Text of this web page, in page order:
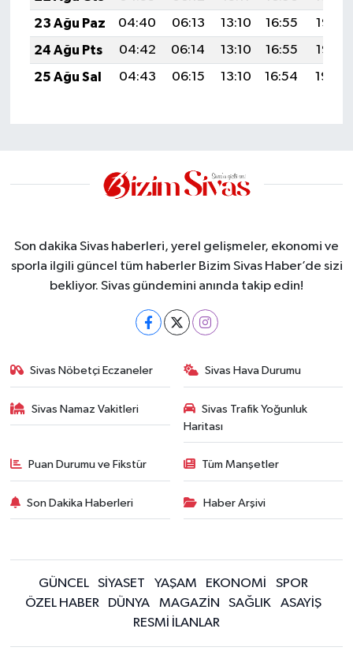
23 Ağu Paz
04:40 06:13 13:10 16:55
19:57
24 Ağu Pts
04:42 06:14 13:10 16:55
19:56
25 Ağu Sal
04:43 06:15 13:10 16:54 19:54
Son dakika Sivas haberleri, yerel gelişmeler, ekonomi ve
sporla ilgili güncel tüm haberler Bizim Sivas Haber’de sizi
bekliyor. Sivas gündemini anında takip edin!
Sivas Nöbetçi Eczaneler Sivas Hava Durumu
Sivas Namaz Vakitleri
Sivas Trafik Yoğunluk
Haritası
Puan Durumu ve Fikstür Tüm Manşetler
Son Dakika Haberleri Haber Arşivi
GÜNCEL SİYASET YAŞAM EKONOMİ
SPOR
ÖZEL HABER
DÜNYA MAGAZİN SAĞLIK
ASAYİŞ
RESMİ İLANLAR